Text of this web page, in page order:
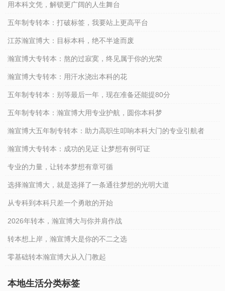
用本科文凭，解锁更广阔的人生舞台
五年制专转本：打破标签，我要站上更高平台
江苏瀚宣博大：目标本科，绝不半途而废
瀚宣博大专转本：熬的过寂寞，终见属于你的光荣
瀚宣博大专转本：用汗水浇出本科的花
五年制专转本：别等最后一年，现在准备还能提80分
五年制专转本：瀚宣博大用专业护航，圆你本科梦
瀚宣博大五年制专转本：助力高职生叩响本科大门的专业引航者
瀚宣博大专转本：成功的见证 让梦想有例可证
专业的力量，让转本梦想有章可循
选择瀚宣博大，就是选择了一条通往梦想的光明大道
从专科到本科只差一个勇敢的开始
2026年转本，瀚宣博大与你并肩作战
转本想上岸，瀚宣博大是你的不二之选
零基础转本瀚宣博大从入门教起
本地生活分类标签